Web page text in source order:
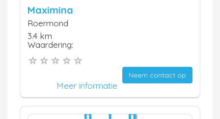
Maximina
Roermond
3.4 km
Waardering:
Neem contact op
Meer informatie